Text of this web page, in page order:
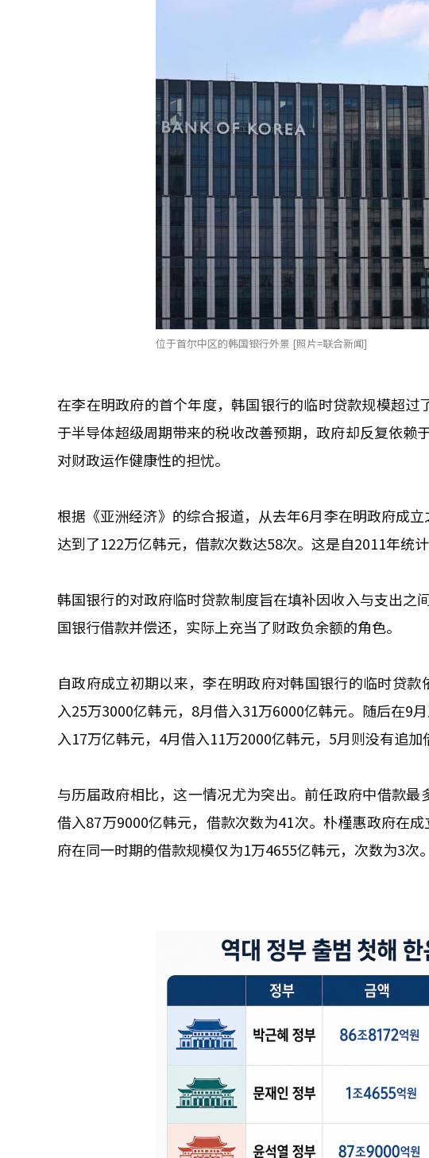
位于首尔中区的韩国银行外景 [照片=联合新闻]
在李在明政府的首个年度，韩国银行的临时贷款规模超
于半导体超级周期带来的税收改善预期，政府却反复依赖
对财政运作健康性的担忧。
根据《亚洲经济》的综合报道，从去年6月李在明政府成
达到了122万亿韩元，借款次数达58次。这是自2011年统
韩国银行的对政府临时贷款制度旨在填补因收入与支出之
国银行借款并偿还，实际上充当了财政负余额的角色。
自政府成立初期以来，李在明政府对韩国银行的临时贷
入25万3000亿韩元，8月借入31万6000亿韩元。随后在9
入17万亿韩元，4月借入11万2000亿韩元，5月则没有追加
与历届政府相比，这一情况尤为突出。前任政府中借款
借入87万9000亿韩元，借款次数为41次。朴槿惠政府在
府在同一时期的借款规模仅为1万4655亿韩元，次数为3次。